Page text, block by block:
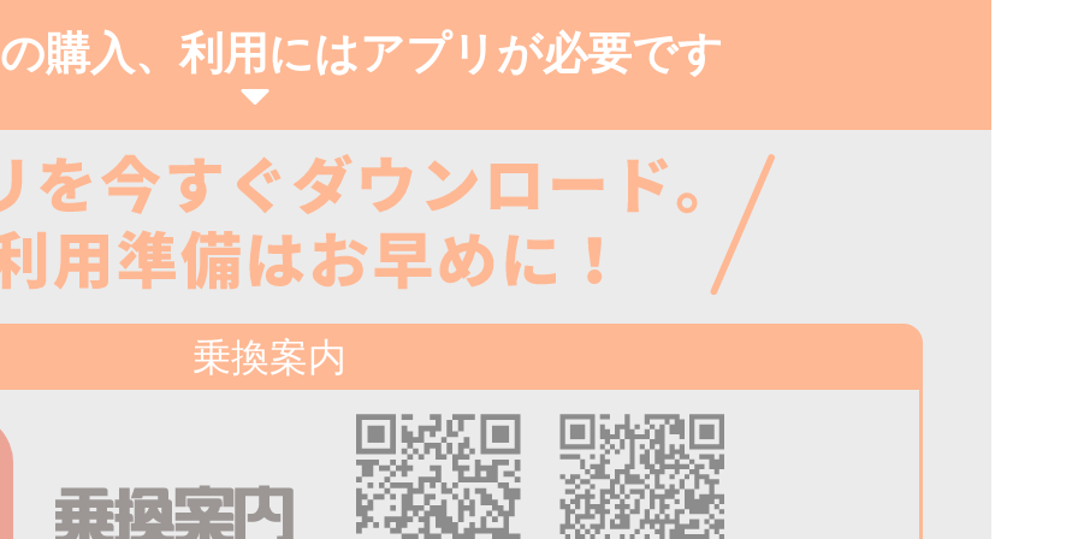
購入、利用にはアプリが必要です
乗換案内